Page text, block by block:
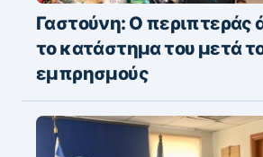
Γαστούνη: Ο περιπτεράς
το κατάστημα του μετά
εμπρησμούς